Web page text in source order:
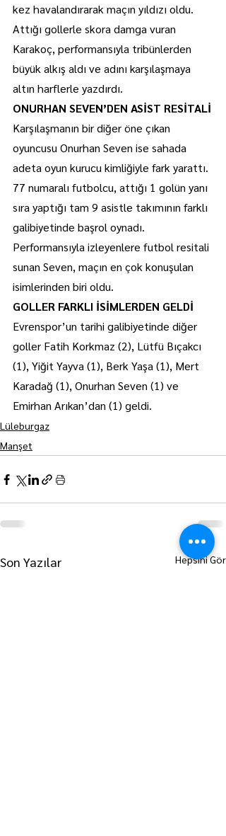
kez havalandırarak maçın yıldızı oldu.
Attığı gollerle skora damga vuran
Karakoç, performansıyla tribünlerden
büyük alkış aldı ve adını karşılaşmaya
altın harflerle yazdırdı.
ONURHAN SEVEN’DEN ASİST RESİTALİ
Karşılaşmanın bir diğer öne çıkan
oyuncusu Onurhan Seven ise sahada
adeta oyun kurucu kimliğiyle fark yarattı.
77 numaralı futbolcu, attığı 1 golün yanı
sıra yaptığı tam 9 asistle takımının farklı
galibiyetinde başrol oynadı.
Performansıyla izleyenlere futbol resitali
sunan Seven, maçın en çok konuşulan
isimlerinden biri oldu.
GOLLER FARKLI İSİMLERDEN GELDİ
Evrenspor’un tarihi galibiyetinde diğer
goller Fatih Korkmaz (2), Lütfü Bıçakcı
(1), Yiğit Yayva (1), Berk Yaşa (1), Mert
Karadağ (1), Onurhan Seven (1) ve
Emirhan Arıkan’dan (1) geldi.
Lüleburgaz
Manşet
Son Yazılar Hepsini Gör